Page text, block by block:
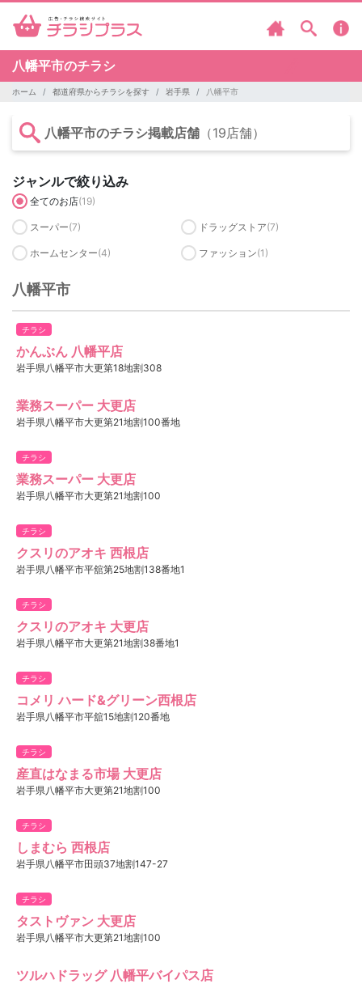
八幡平市のチラシ
ホーム 都道府県からチラシを探す 岩手県 八幡平市
八幡平市のチラシ掲載店舗 （19店舗）
ジャンルで絞り込み
全てのお店(19)
スーパー(7) ドラッグストア(7)
ホームセンター(4) ファッション(1)
八幡平市
チラシ
かんぶん 八幡平店
岩手県八幡平市大更第18地割308
業務スーパー 大更店
岩手県八幡平市大更第21地割100番地
チラシ
業務スーパー 大更店
岩手県八幡平市大更第21地割100
チラシ
クスリのアオキ 西根店
岩手県八幡平市平舘第25地割138番地1
チラシ
クスリのアオキ 大更店
岩手県八幡平市大更第21地割38番地1
チラシ
コメリ ハード&グリーン西根店
岩手県八幡平市平舘15地割120番地
チラシ
産直はなまる市場 大更店
岩手県八幡平市大更第21地割100
チラシ
しまむら 西根店
岩手県八幡平市田頭37地割147-27
チラシ
タストヴァン 大更店
岩手県八幡平市大更第21地割100
ツルハドラッグ 八幡平バイパス店